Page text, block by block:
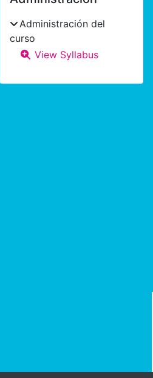
Administración del
curso
View Syllabus